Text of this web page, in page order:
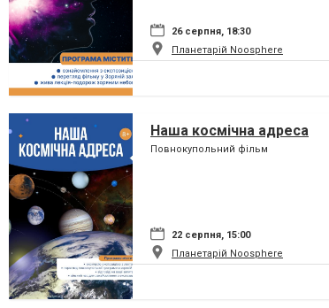
26 серпня, 18:30
Планетарій Noosphere
Наша космічна адреса
Повнокупольний фільм
22 серпня, 15:00
Планетарій Noosphere